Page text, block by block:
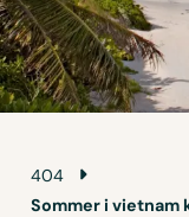
404
Sommer i vietnam